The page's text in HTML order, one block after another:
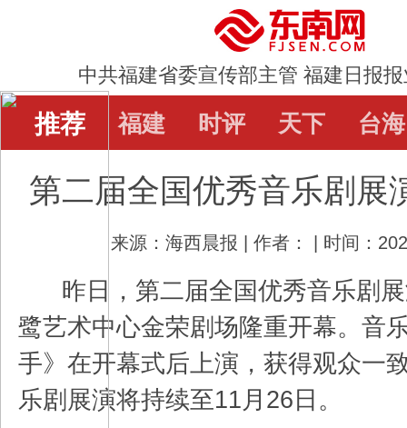
中共福建省委宣传部主管 福建日报
推荐 福建 时评 天下 台海
直通屏山 辟谣 教育 娱乐 体育
推荐 福建 时评 天下 台海
第二届全国优秀音乐剧展
来源：海西晨报 | 作者： | 时间：
昨日，第二届全国优秀音乐剧
鹭艺术中心金荣剧场隆重开幕。音
手》在开幕式后上演，获得观众一
乐剧展演将持续至11月26日。